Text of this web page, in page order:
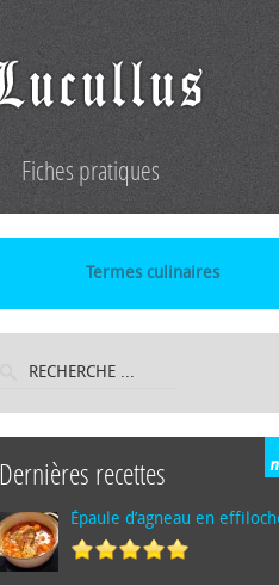
Fiches pratiques
Termes culinaires
Dernières recettes
Épaule d’agneau en